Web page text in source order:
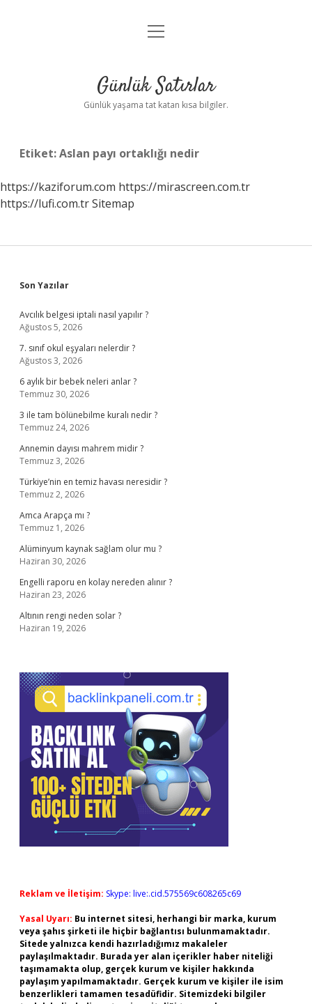
Anasayfa
Yasal Uyarı
menüyü
Günlük Satırlar
Günlük yaşama tat katan kısa bilgiler.
Etiket:Aslan payı ortaklığı nedir
https://kaziforum.com https://mirascreen.com.tr
https://lufi.com.trSitemap
Sidebar
Son Yazılar
Avcılık belgesi iptali nasıl yapılır ?
Ağustos 5, 2026
7. sınıf okul eşyaları nelerdir ?
Ağustos 3, 2026
6 aylık bir bebek neleri anlar ?
Temmuz 30, 2026
3 ile tam bölünebilme kuralı nedir ?
Temmuz 24, 2026
Annemin dayısı mahrem midir ?
Temmuz 3, 2026
Türkiye’nin en temiz havası neresidir ?
Temmuz 2, 2026
Amca Arapça mı ?
Temmuz 1, 2026
Alüminyum kaynak sağlam olur mu ?
Haziran 30, 2026
Engelli raporu en kolay nereden alınır ?
Haziran 23, 2026
Altının rengi neden solar ?
Haziran 19, 2026
Reklam ve İletişim: Skype: live:.cid.575569c608265c69
Yasal Uyarı: Bu internet sitesi, herhangi bir marka, kurum
veya şahıs şirketi ile hiçbir bağlantısı bulunmamaktadır.
Sitede yalnızca kendi hazırladığımız makaleler
paylaşılmaktadır. Burada yer alan içerikler haber niteliği
taşımamakta olup, gerçek kurum ve kişiler hakkında
paylaşım yapılmamaktadır. Gerçek kurum ve kişiler ile isim
benzerlikleri tamamen tesadüfidir. Sitemizdeki bilgiler